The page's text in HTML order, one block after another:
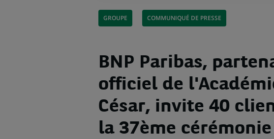
GROUPE COMMUNIQUÉ DE PRESSE
BNP Paribas,
officiel de
César, invite 40
la 37ème